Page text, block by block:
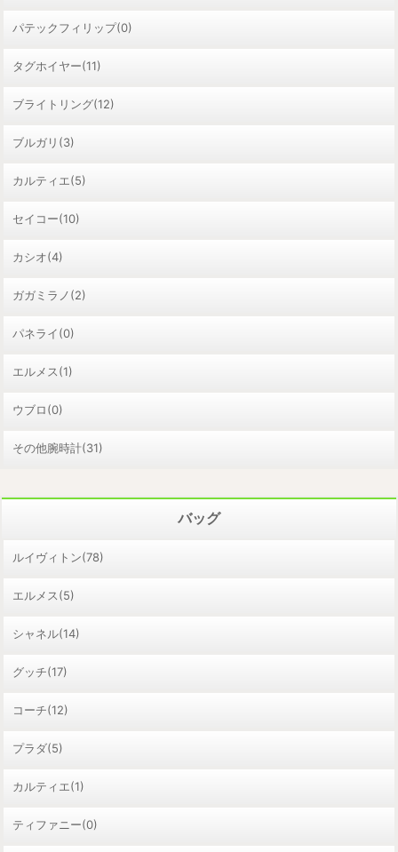
パテックフィリップ(0)
タグホイヤー(11)
ブライトリング(12)
ブルガリ(3)
カルティエ(5)
セイコー(10)
カシオ(4)
ガガミラノ(2)
パネライ(0)
エルメス(1)
ウブロ(0)
その他腕時計(31)
バッグ
ルイヴィトン(78)
エルメス(5)
シャネル(14)
グッチ(17)
コーチ(12)
プラダ(5)
カルティエ(1)
ティファニー(0)